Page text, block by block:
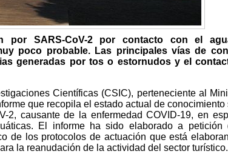
por SARS-CoV-2 por contacto con el
poco probable. Las principales vías de
generadas por tos o estornudos y el
Científicas (CSIC), perteneciente al
que recopila el estado actual de conocimiento
2, causante de la enfermedad COVID-19, en
El informe ha sido elaborado a petición
de los protocolos de actuación que está
la reanudación de la actividad del sector turístico.